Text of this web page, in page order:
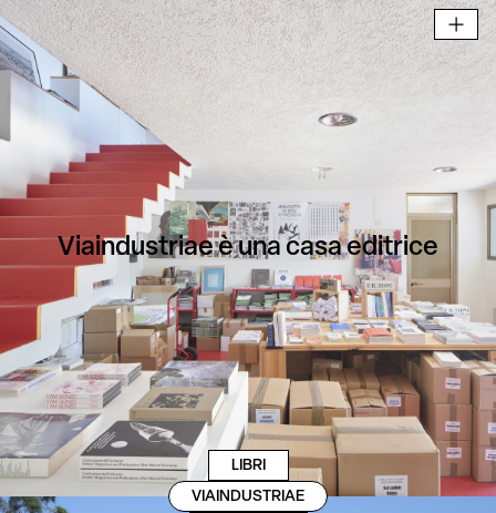
LIBRI
VIAINDUSTRIAE
Viaindustriae è una casa editrice